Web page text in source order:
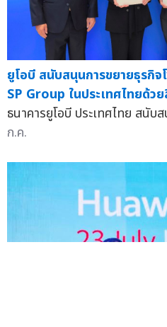
ยูโอบี สนับสนุนการขยายธุรกิ
SP Group ในประเทศไทยด้ว
ธนาคารยูโอบี ประเทศไทย สนับ
ก.ค.